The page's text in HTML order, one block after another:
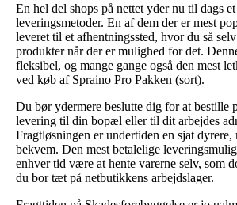
En hel del shops på nettet yder nu til dags
leveringsmetoder. En af dem der er mest
leveret til et afhentningssted, hvor du så
produkter når der er mulighed for det.
fleksibel, og mange gange også den mest
ved køb af Spraino Pro Pakken (sort).
Du bør ydermere beslutte dig for at bestille
levering til din bopæl eller til dit arbejdes
Fragtløsningen er undertiden en sjat
bekvem. Den mest betalelige
enhver tid være at hente varerne selv, som
du bor tæt på netbutikkens arbejdslager.